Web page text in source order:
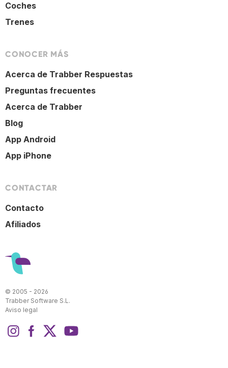
Coches
Trenes
CONOCER MÁS
Acerca de Trabber Respuestas
Preguntas frecuentes
Acerca de Trabber
Blog
App Android
App iPhone
CONTACTAR
Contacto
Afiliados
© 2005 - 2026
Trabber Software S.L.
Aviso legal